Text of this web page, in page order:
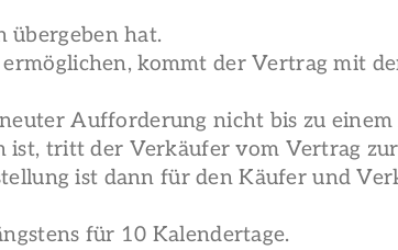
übergeben hat.
kommt der Vertrag mit
Aufforderung nicht bis zu
ist, tritt der Verkäufer vom Vertrag
ist dann für den Käufer und
für 10 Kalendertage.